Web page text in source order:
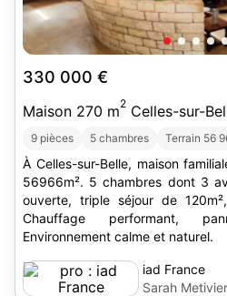
330 000 €
Maison 270 m2 Celles-sur-
9 pièces 5 chambres Terrain 56
À Celles-sur-Belle, maison
56966m². 5 chambres dont 3
ouverte, triple séjour de
Chauffage performant,
Environnement calme et naturel.
iad France
Sarah Metivier